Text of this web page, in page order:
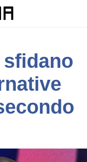
sfidano